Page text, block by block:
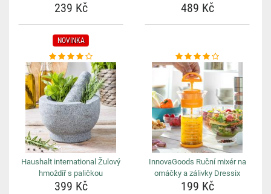
239 Kč 489 Kč
NOVINKA
Haushalt international Žulový
hmoždíř s paličkou
399 Kč
InnovaGoods Ruční mixér na
omáčky a zálivky Dressix
199 Kč